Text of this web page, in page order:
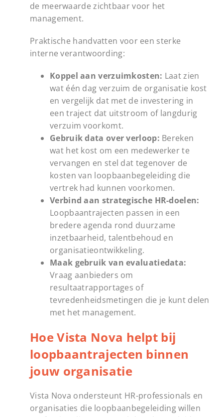
de meerwaarde zichtbaar voor het
management.
Praktische handvatten voor een sterke
interne verantwoording:
Koppel aan verzuimkosten: Laat zien
wat één dag verzuim de organisatie kost
en vergelijk dat met de investering in
een traject dat uitstroom of langdurig
verzuim voorkomt.
Gebruik data over verloop: Bereken
wat het kost om een medewerker te
vervangen en stel dat tegenover de
kosten van loopbaanbegeleiding die
vertrek had kunnen voorkomen.
Verbind aan strategische HR-doelen:
Loopbaantrajecten passen in een
bredere agenda rond duurzame
inzetbaarheid, talentbehoud en
organisatieontwikkeling.
Maak gebruik van evaluatiedata:
Vraag aanbieders om
resultaatrapportages of
tevredenheidsmetingen die je kunt delen
met het management.
Hoe Vista Nova helpt bij
loopbaantrajecten binnen
jouw organisatie
Vista Nova ondersteunt HR-professionals en
organisaties die loopbaanbegeleiding willen